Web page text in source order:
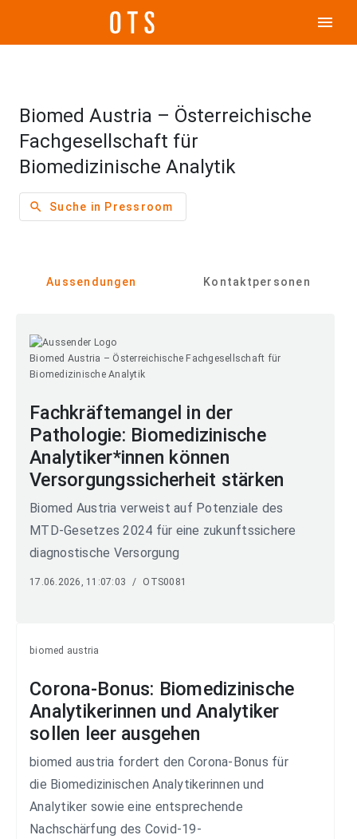
menu
Biomed Austria – Österreichische
Fachgesellschaft für
Biomedizinische Analytik
search Suche in Pressroom
Aussendungen Kontaktpersonen
Biomed Austria – Österreichische Fachgesellschaft für
Biomedizinische Analytik
Fachkräftemangel in der
Pathologie: Biomedizinische
Analytiker*innen können
Versorgungssicherheit stärken
Biomed Austria verweist auf Potenziale des
MTD-Gesetzes 2024 für eine zukunftssichere
diagnostische Versorgung
17.06.2026, 11:07:03 / OTS0081
biomed austria
Corona-Bonus: Biomedizinische
Analytikerinnen und Analytiker
sollen leer ausgehen
biomed austria fordert den Corona-Bonus für
die Biomedizinischen Analytikerinnen und
Analytiker sowie eine entsprechende
Nachschärfung des Covid-19-